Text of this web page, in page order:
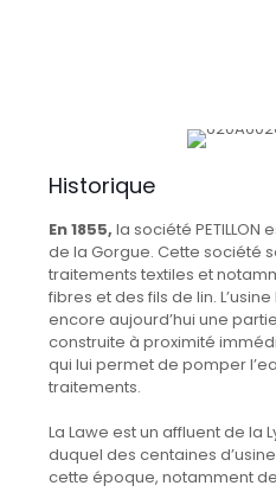
Historique
En 1855, la société
de la Gorgue. Cette société
traitements textiles et
fibres et des fils de lin.
encore aujourd’hui une
construite à proximité
qui lui permet de pomper
traitements.
La Lawe est un affluent de la
duquel des centaines
cette époque, notamment